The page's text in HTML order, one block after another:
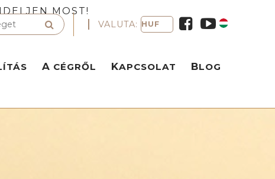
MOST!
VALUTA:
A CÉGRŐL KAPCSOLAT BLOG